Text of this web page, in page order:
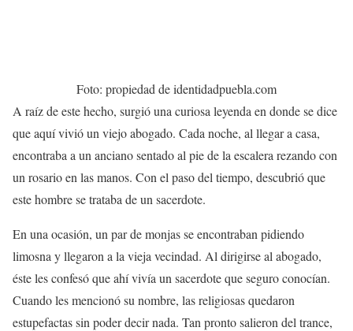
Foto: propiedad de identidadpuebla.com
A raíz de este hecho, surgió una curiosa leyenda en donde se dice
que aquí vivió un viejo abogado. Cada noche, al llegar a casa,
encontraba a un anciano sentado al pie de la escalera rezando con
un rosario en las manos. Con el paso del tiempo, descubrió que
este hombre se trataba de un sacerdote.
En una ocasión, un par de monjas se encontraban pidiendo
limosna y llegaron a la vieja vecindad. Al dirigirse al abogado,
éste les confesó que ahí vivía un sacerdote que seguro conocían.
Cuando les mencionó su nombre, las religiosas quedaron
estupefactas sin poder decir nada. Tan pronto salieron del trance,